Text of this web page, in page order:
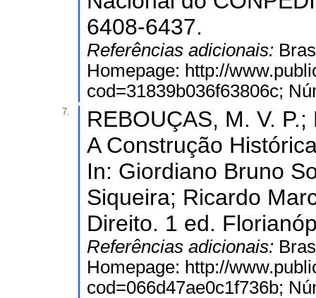
6408-6437.
Referências adicionais:
Homepage: http://
cod=31839b036f63806c;
7.
REBOUÇAS, M. V.
A Construção
In: Giordiano Bruno
Siqueira; Ricardo
Direito. 1 ed.
Referências adicionais:
Homepage: http://
cod=066d47ae0c1f736b;